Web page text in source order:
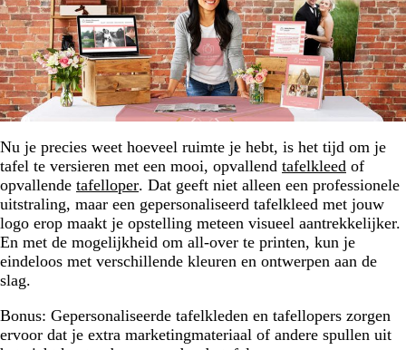
Nu je precies weet hoeveel ruimte je hebt, is het tijd om je
tafel te versieren met een mooi, opvallend tafelkleed of
opvallende tafelloper. Dat geeft niet alleen een professionele
uitstraling, maar een gepersonaliseerd tafelkleed met jouw
logo erop maakt je opstelling meteen visueel aantrekkelijker.
En met de mogelijkheid om all-over te printen, kun je
eindeloos met verschillende kleuren en ontwerpen aan de
slag.
Bonus: Gepersonaliseerde tafelkleden en tafellopers zorgen
ervoor dat je extra marketingmateriaal of andere spullen uit